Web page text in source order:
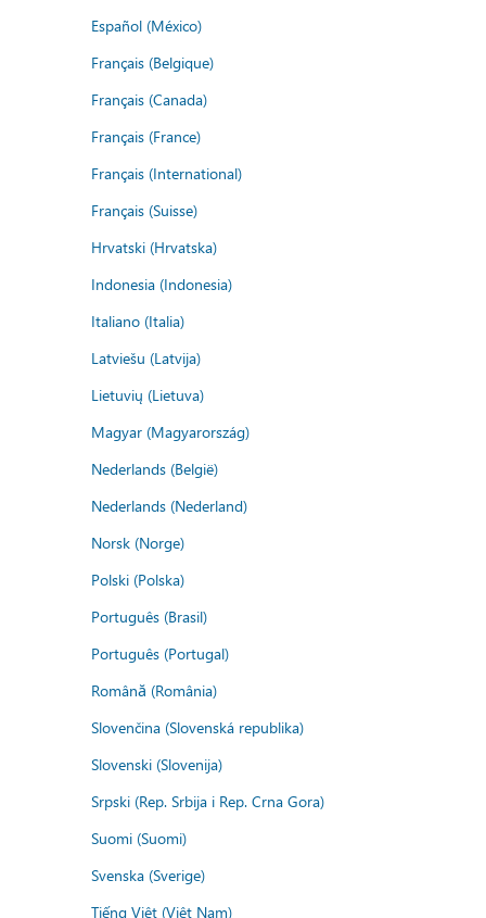
Español (México)
Français (Belgique)
Français (Canada)
Français (France)
Français (International)
Français (Suisse)
Hrvatski (Hrvatska)
Indonesia (Indonesia)
Italiano (Italia)
Latviešu (Latvija)
Lietuvių (Lietuva)
Magyar (Magyarország)
Nederlands (België)
Nederlands (Nederland)
Norsk (Norge)
Polski (Polska)
Português (Brasil)
Português (Portugal)
Română (România)
Slovenčina (Slovenská republika)
Slovenski (Slovenija)
Srpski (Rep. Srbija i Rep. Crna Gora)
Suomi (Suomi)
Svenska (Sverige)
Tiếng Việt (Việt Nam)